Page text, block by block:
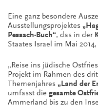
Eine ganz besondere
Ausstellungsprojektes
Pessach-Buch“, das in der
Staates Israel im Mai
„Reise ins jüdische
Projekt im Rahmen des
Themenjahres „Land der
umfasst die gesamte
Ammerland bis zu den